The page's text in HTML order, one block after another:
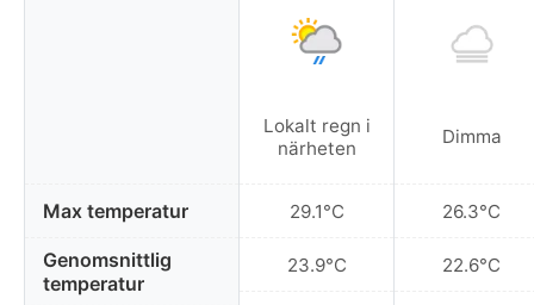
Max temperatur
Genomsnittlig
temperatur
Lokalt regn i
närheten
29.1°C
23.9°C
Dimma
26.3°C
22.6°C